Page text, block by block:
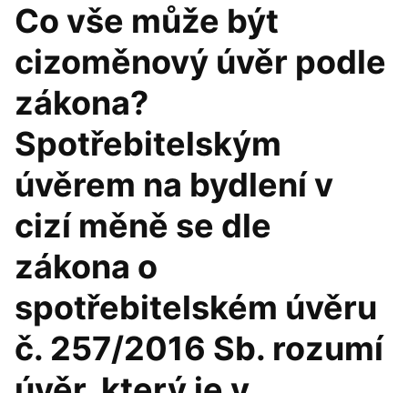
Co vše může být
cizoměnový úvěr podle
zákona?
Spotřebitelským
úvěrem na bydlení v
cizí měně se dle
zákona o
spotřebitelském úvěru
č. 257/2016 Sb. rozumí